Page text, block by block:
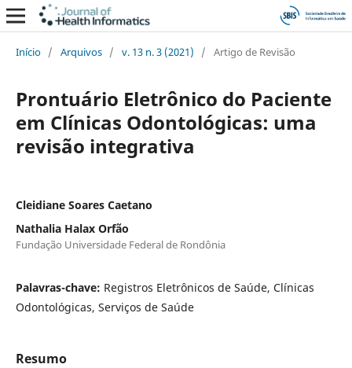
Início / Arquivos / v. 13 n. 3 (2021) / Artigo de Revisão
Prontuário Eletrônico do Paciente
em Clínicas Odontológicas: uma
revisão integrativa
Cleidiane Soares Caetano
Nathalia Halax Orfão
Fundação Universidade Federal de Rondônia
Palavras-chave: Registros Eletrônicos de Saúde, Clínicas
Odontológicas, Serviços de Saúde
Resumo